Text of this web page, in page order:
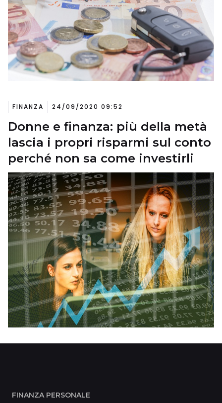
FINANZA 24/09/2020 09:52
Donne e finanza: più della metà
lascia i propri risparmi sul conto
perché non sa come investirli
FINANZA PERSONALE